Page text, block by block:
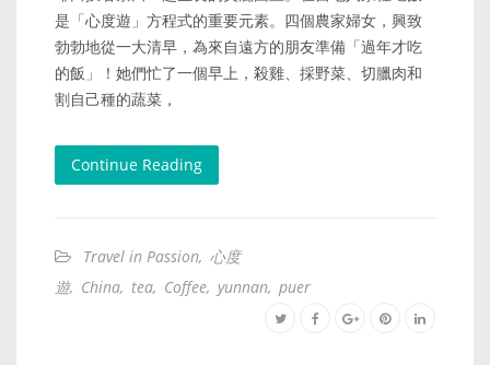
是「心度遊」方程式的重要元素。四個農家婦女，興致
勃勃地從一大清早，為來自遠方的朋友準備「過年才吃
的飯」！她們忙了一個早上，殺雞、採野菜、切臘肉和
割自己種的蔬菜，
Continue Reading
Travel in Passion, 心度
遊, China, tea, Coffee, yunnan, puer